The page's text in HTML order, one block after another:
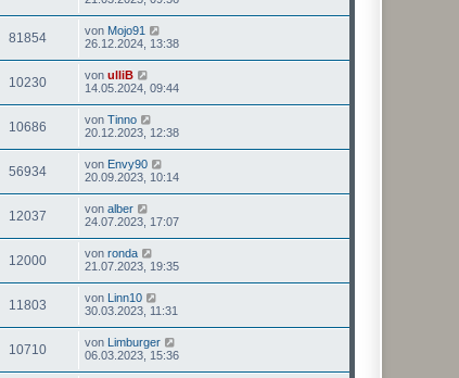
81854 von Mojo91
26.12.2024, 13:38
10230 von ulliB
14.05.2024, 09:44
10686 von Tinno
20.12.2023, 12:38
56934 von Envy90
20.09.2023, 10:14
12037 von alber
24.07.2023, 17:07
12000 von ronda
21.07.2023, 19:35
11803 von Linn10
30.03.2023, 11:31
10710 von Limburger
06.03.2023, 15:36